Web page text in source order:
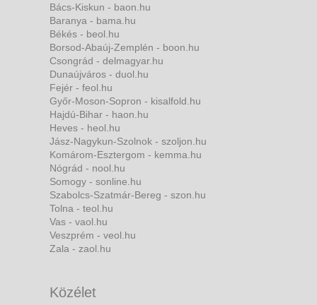
Bács-Kiskun - baon.hu
Baranya - bama.hu
Békés - beol.hu
Borsod-Abaúj-Zemplén - boon.hu
Csongrád - delmagyar.hu
Dunaújváros - duol.hu
Fejér - feol.hu
Győr-Moson-Sopron - kisalfold.hu
Hajdú-Bihar - haon.hu
Heves - heol.hu
Jász-Nagykun-Szolnok - szoljon.hu
Komárom-Esztergom - kemma.hu
Nógrád - nool.hu
Somogy - sonline.hu
Szabolcs-Szatmár-Bereg - szon.hu
Tolna - teol.hu
Vas - vaol.hu
Veszprém - veol.hu
Zala - zaol.hu
Közélet